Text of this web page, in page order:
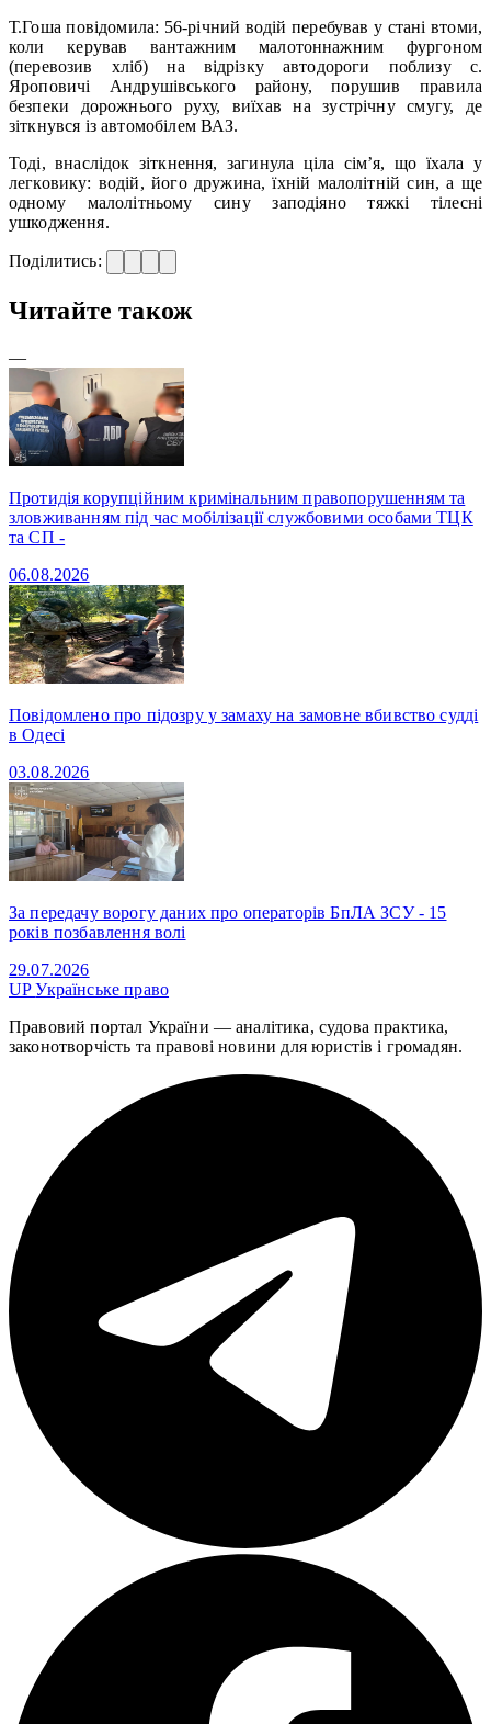
Т.Гоша повідомила: 56-річний водій перебував у стані втоми,
коли керував вантажним малотоннажним фургоном
(перевозив хліб) на відрізку автодороги поблизу с.
Яроповичі Андрушівського району, порушив правила
безпеки дорожнього руху, виїхав на зустрічну смугу, де
зіткнувся із автомобілем ВАЗ.
Тоді, внаслідок зіткнення, загинула ціла сім’я, що їхала у
легковику: водій, його дружина, їхній малолітній син, а ще
одному малолітньому сину заподіяно тяжкі тілесні
ушкодження.
Поділитись:
Читайте також
—
Протидія корупційним кримінальним правопорушенням та
зловживанням під час мобілізації службовими особами ТЦК
та СП -
06.08.2026
Повідомлено про підозру у замаху на замовне вбивство судді
в Одесі
03.08.2026
За передачу ворогу даних про операторів БпЛА ЗСУ - 15
років позбавлення волі
29.07.2026
UPУкраїнське право
Правовий портал України — аналітика, судова практика,
законотворчість та правові новини для юристів і громадян.